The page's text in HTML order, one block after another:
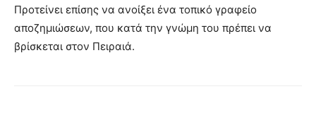
Προτείνει επίσης να ανοίξει ένα τοπικό γραφείο
αποζημιώσεων, που κατά την γνώμη του πρέπει να
βρίσκεται στον Πειραιά.